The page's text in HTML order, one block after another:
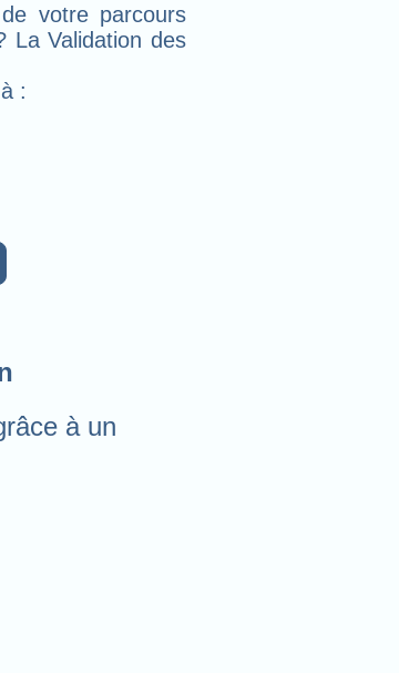
votre parcours
La Validation des
:
à un